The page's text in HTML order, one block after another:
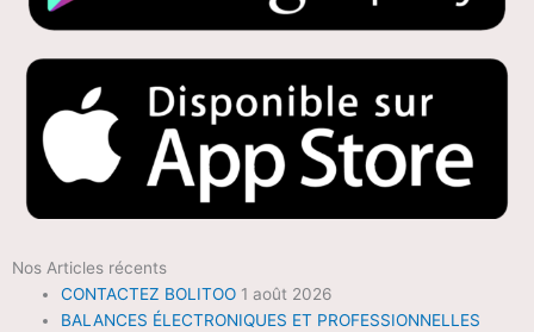
Nos Articles récents
CONTACTEZ BOLITOO 1 août 2026
BALANCES ÉLECTRONIQUES ET PROFESSIONNELLES